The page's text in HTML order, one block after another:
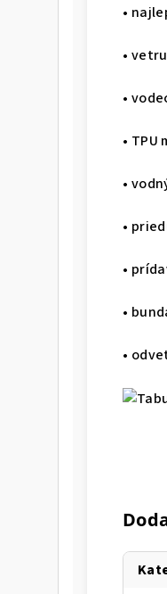
•
•
•
• TPU
•
•
•
•
•